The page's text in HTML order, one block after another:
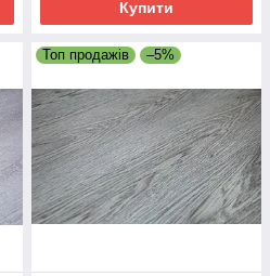
Купити
Топ продажів –5%